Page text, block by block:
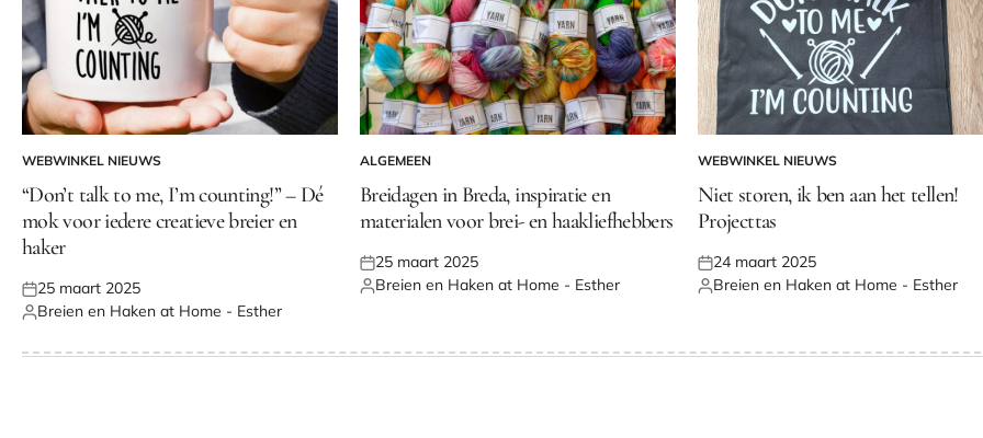
GEPLAATST
IN
WEBWINKEL NIEUWS
“Don’t talk to me, I’m counting!” – Dé
mok voor iedere creatieve breier en
haker
Geplaatst
op
25 maart 2025
Geplaatst
Breien en Haken at Home - Esther
GEPLAATST
IN
ALGEMEEN
Breidagen in Breda, inspiratie en
materialen voor brei- en haakliefhebbers
Geplaatst
op
25 maart 2025
Geplaatst
Breien en Haken at Home - Esther
GEPLAATST
IN
WEBWINKEL NIEUWS
Niet storen, ik ben aan het tellen!
Projecttas
Geplaatst
op
24 maart 2025
Geplaatst
Breien en Haken at Home - Esther